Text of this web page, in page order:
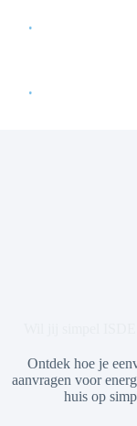
Ontdek hoe je
aanvragen voor
huis op